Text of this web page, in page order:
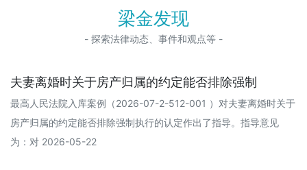
梁金发现
- 探索法律动态、事件和观点等 -
夫妻离婚时关于房产归属的约定能否排除强制
最高人民法院入库案例（2026-07-2-512-001 ）对夫妻离婚时关于
房产归属的约定能否排除强制执行的认定作出了指导。指导意见
为：对 2026-05-22